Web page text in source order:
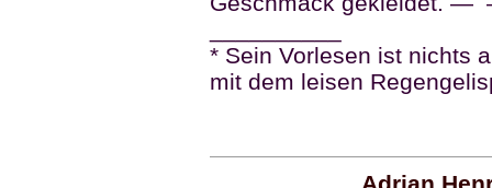
* Sein Vorlesen ist nichts
mit dem leisen